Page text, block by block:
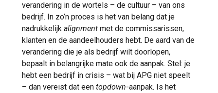
verandering in de wortels – de cultuur – van ons
bedrijf. In zo’n proces is het van belang dat je
nadrukkelijk alignment met de commissarissen,
klanten en de aandeelhouders hebt. De aard van de
verandering die je als bedrijf wilt doorlopen,
bepaalt in belangrijke mate ook de aanpak. Stel: je
hebt een bedrijf in crisis – wat bij APG niet speelt
– dan vereist dat een topdown-aanpak. Is het